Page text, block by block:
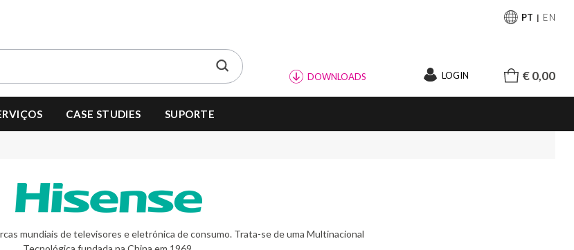
PT EN
DOWNLOADS LOGIN € 0,00
CASE STUDIES SUPORTE
mundiais de televisores e eletrónica de consumo. Trata-se de uma Multinacional